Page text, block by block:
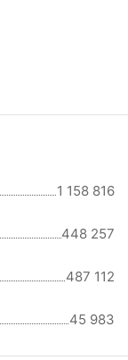
1 158 816
448 257
487 112
45 983